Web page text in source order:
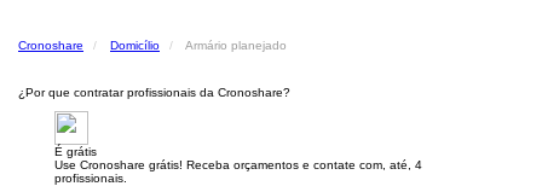
Cronoshare Domicílio Armário planejado
¿Por que contratar profissionais da Cronoshare?
É grátis
Use Cronoshare grátis! Receba orçamentos e contate com, até, 4
profissionais.